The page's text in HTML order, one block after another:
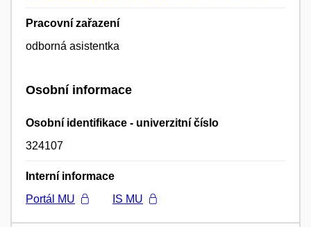
Pracovní zařazení
odborná asistentka
Osobní informace
Osobní identifikace - univerzitní číslo
324107
Interní informace
Portál MU
IS MU